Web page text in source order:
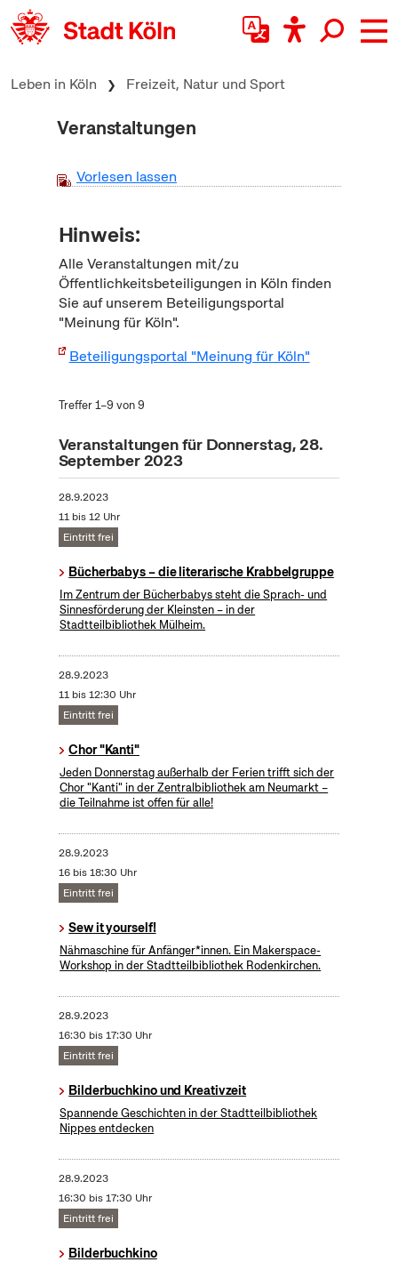
zum Inhalt springen
Leben in Köln Freizeit, Natur und Sport
Veranstaltungen
Vorlesen lassen
Hinweis:
Alle Veranstaltungen mit/zu
Öffentlichkeitsbeteiligungen in Köln finden
Sie auf unserem Beteiligungsportal
"Meinung für Köln".
Beteiligungsportal "Meinung für Köln"
Treffer 1–9 von 9
Veranstaltungen für Donnerstag, 28.
September 2023
28.9.2023
11 bis 12 Uhr
Eintritt frei
Bücherbabys – die literarische Krabbelgruppe
Im Zentrum der Bücherbabys steht die Sprach- und
Sinnesförderung der Kleinsten – in der
Stadtteilbibliothek Mülheim.
28.9.2023
11 bis 12:30 Uhr
Eintritt frei
Chor "Kanti"
Jeden Donnerstag außerhalb der Ferien trifft sich der
Chor "Kanti" in der Zentralbibliothek am Neumarkt –
die Teilnahme ist offen für alle!
28.9.2023
16 bis 18:30 Uhr
Eintritt frei
Sew it yourself!
Nähmaschine für Anfänger*innen. Ein Makerspace-
Workshop in der Stadtteilbibliothek Rodenkirchen.
28.9.2023
16:30 bis 17:30 Uhr
Eintritt frei
Bilderbuchkino und Kreativzeit
Spannende Geschichten in der Stadtteilbibliothek
Nippes entdecken
28.9.2023
16:30 bis 17:30 Uhr
Eintritt frei
Bilderbuchkino